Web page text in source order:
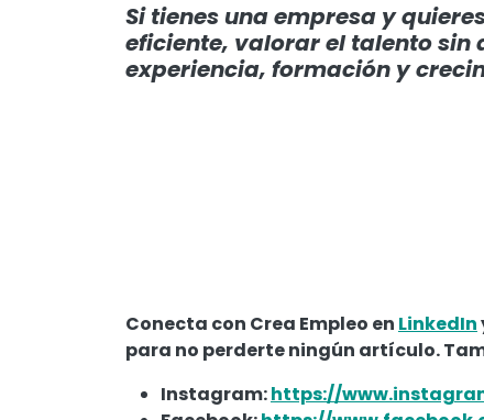
Si tienes una empresa y
eficiente, valorar el talento
experiencia, formación y
Conecta con Crea Empleo en LinkedIn
para no perderte ningún artículo.
Instagram:https://